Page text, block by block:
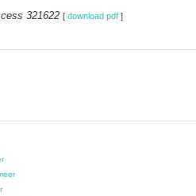
321622 [ download pdf ]